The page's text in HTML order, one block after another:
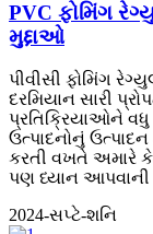
PVC ફોમિંગ
મુદ્દાઓ
પીવીસી ફોમિંગ
દરમિયાન સારી
પ્રતિક્રિયાઓને
ઉત્પાદનોનું
કરતી વખતે અમારે
પણ ધ્યાન આપવાની
2024-સપ્ટે-શનિ